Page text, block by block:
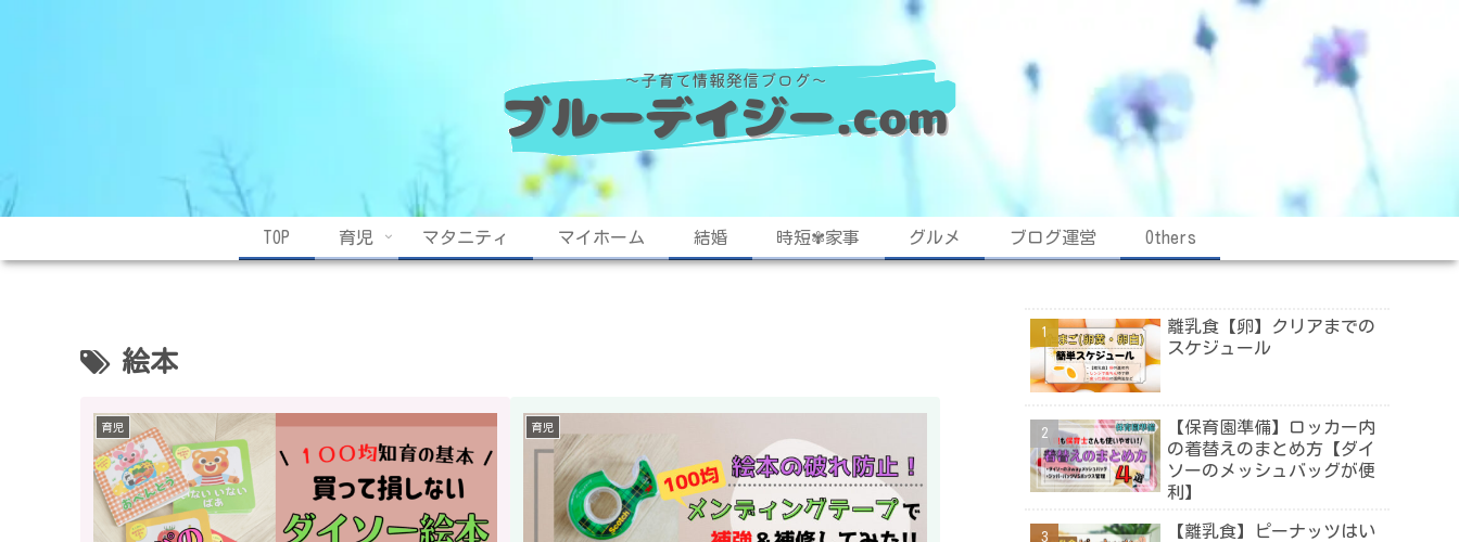
TOP 育児 マタニティ マイホーム 結婚 時短✾家事 グルメ ブログ運営 Others
絵本
育児 育児
離乳食【卵】クリアまでの
スケジュール
【保育園準備】ロッカー内
の着替えのまとめ方【ダイ
ソーのメッシュバッグが便
利】
【離乳食】ピーナッツはい